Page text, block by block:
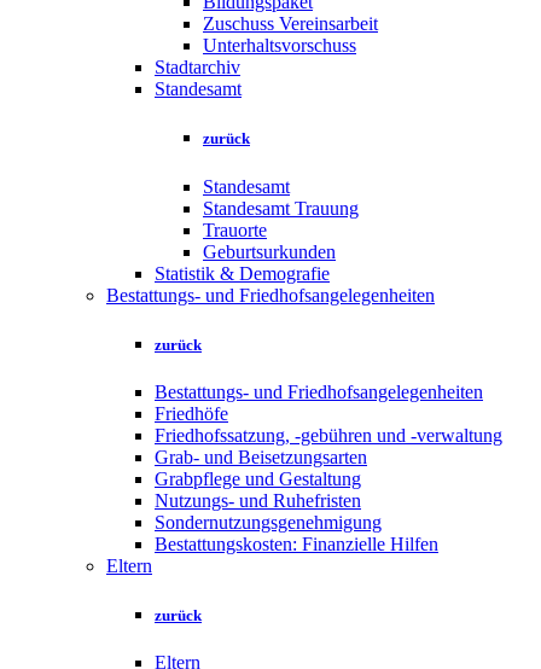
Zuschuss Vereinsarbeit
Unterhaltsvorschuss
Stadtarchiv
Standesamt
zurück
Standesamt
Standesamt Trauung
Trauorte
Geburtsurkunden
Statistik & Demografie
Bestattungs- und Friedhofsangelegenheiten
zurück
Bestattungs- und Friedhofsangelegenheiten
Friedhöfe
Friedhofssatzung, -gebühren und -verwaltung
Grab- und Beisetzungsarten
Grabpflege und Gestaltung
Nutzungs- und Ruhefristen
Sondernutzungsgenehmigung
Bestattungskosten: Finanzielle Hilfen
Eltern
zurück
Eltern